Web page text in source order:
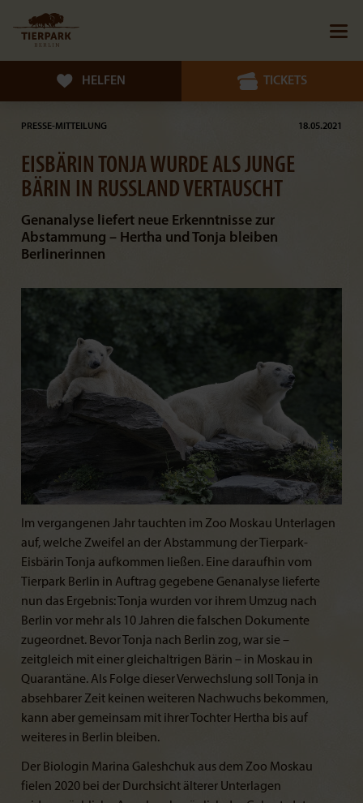
HELFEN TICKETS
18.05.2021
PRESSE-MITTEILUNG
EISBÄRIN TONJA WURDE ALS JUNGE
BÄRIN IN RUSSLAND VERTAUSCHT
Genanalyse liefert neue Erkenntnisse zur
Abstammung – Hertha und Tonja bleiben
Berlinerinnen
Im vergangenen Jahr tauchten im Zoo Moskau Unterlagen
auf, welche Zweifel an der Abstammung der Tierpark-
Eisbärin Tonja aufkommen ließen. Eine daraufhin vom
Tierpark Berlin in Auftrag gegebene Genanalyse lieferte
nun das Ergebnis: Tonja wurden vor ihrem Umzug nach
Berlin vor mehr als 10 Jahren die falschen Dokumente
zugeordnet. Bevor Tonja nach Berlin zog, war sie –
zeitgleich mit einer gleichaltrigen Bärin – in Moskau in
Quarantäne. Als Folge dieser Verwechslung soll Tonja in
absehbarer Zeit keinen weiteren Nachwuchs bekommen,
kann aber gemeinsam mit ihrer Tochter Hertha bis auf
weiteres in Berlin bleiben.
Der Biologin Marina Galeshchuk aus dem Zoo Moskau
fielen 2020 bei der Durchsicht älterer Unterlagen